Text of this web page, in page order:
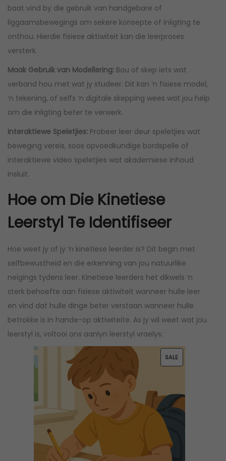
baat vind by die gebruik van handgebare of
liggaamsbewegings om sekere konsepte of inligting te
onthou. Hierdie fisiese aktiwiteit kan die leerproses
versterk.
Maak Gebruik van Modellering: Bou of skep iets wat
verband hou met wat jy studeer. Dit kan ‘n fisiese model,
‘n tekening, of selfs ‘n digitale skepping wees wat jou help
om die inligting beter te verwerk.
Interaktiewe Speletjies: Probeer leer deur speletjies wat
beweging vereis, soos opvoedkundige bordspelle of
interaktiewe video speletjies wat akademiese inhoud
insluit.
Hoe om Die Kinetiese
Leerstyl Te Identifiseer
Hoe weet jy of jy ‘n kinetiese leerder is? Dit begin met
selfbewustheid en die erkenning van jou natuurlike
neigings tydens leer. Kinetiese leerders het dikwels ‘n
sterk behoefte aan fisiese aktiwiteit wanneer hulle leer
en vind dat hulle dinge beter verstaan wanneer hulle
betrokke is in hande-op aktiwiteite. As jy wil weet wat jou
leerstyl is, voltooi ons aanlyn leerstyl vraelys:
SALEP
D